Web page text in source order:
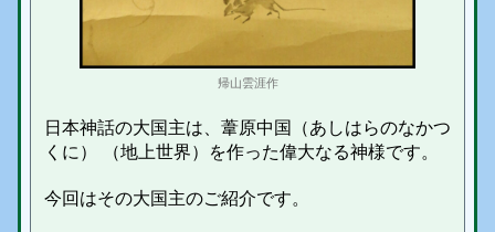
帰山雲涯作
日本神話の大国主は、葦原中国（あしはらのなかつ
くに） （地上世界）を作った偉大なる神様です。
今回はその大国主のご紹介です。